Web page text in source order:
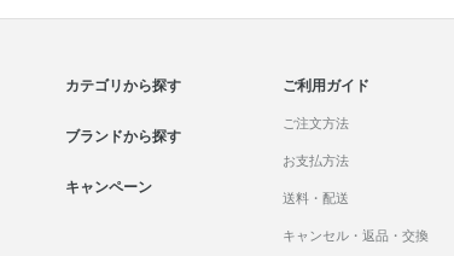
カテゴリから探す
ブランドから探す
キャンペーン
ご利用ガイド
ご注文方法
お支払方法
送料・配送
キャンセル・返品・交換